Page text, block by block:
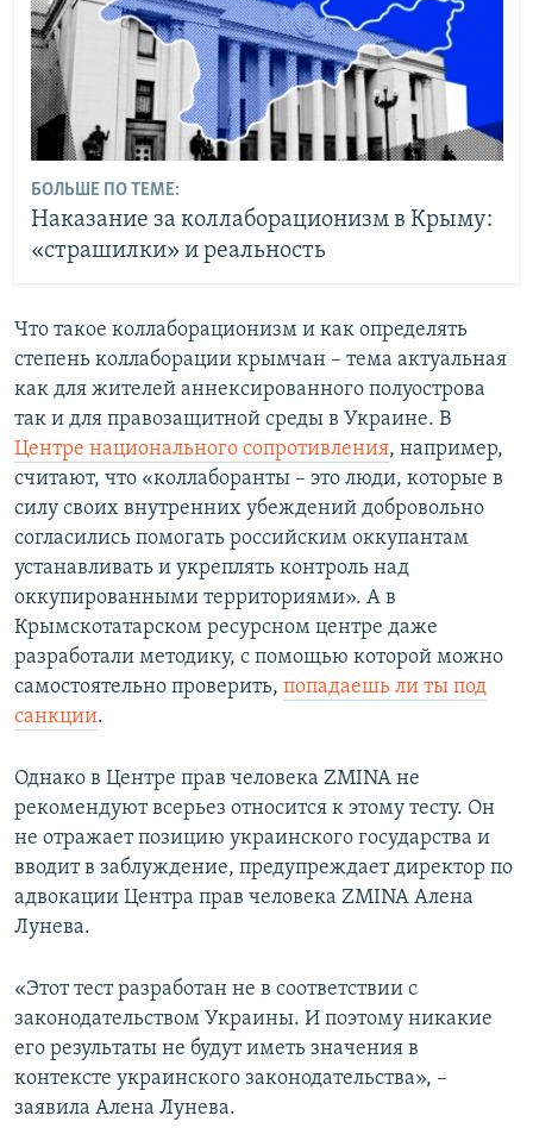
БОЛЬШЕ ПО ТЕМЕ:
Наказание за коллаборационизм в Крыму:
«страшилки» и реальность
Что такое коллаборационизм и как определять
степень коллаборации крымчан – тема актуальная
как для жителей аннексированного полуострова
так и для правозащитной среды в Украине. В
Центре национального сопротивления, например,
считают, что «коллаборанты – это люди, которые в
силу своих внутренних убеждений добровольно
согласились помогать российским оккупантам
устанавливать и укреплять контроль над
оккупированными территориями». А в
Крымскотатарском ресурсном центре даже
разработали методику, с помощью которой можно
самостоятельно проверить, попадаешь ли ты под
санкции.
Однако в Центре прав человека ZMINA не
рекомендуют всерьез относится к этому тесту. Он
не отражает позицию украинского государства и
вводит в заблуждение, предупреждает директор по
адвокации Центра прав человека ZMINA Алена
Лунева.
«Этот тест разработан не в соответствии с
законодательством Украины. И поэтому никакие
его результаты не будут иметь значения в
контексте украинского законодательства», –
заявила Алена Лунева.